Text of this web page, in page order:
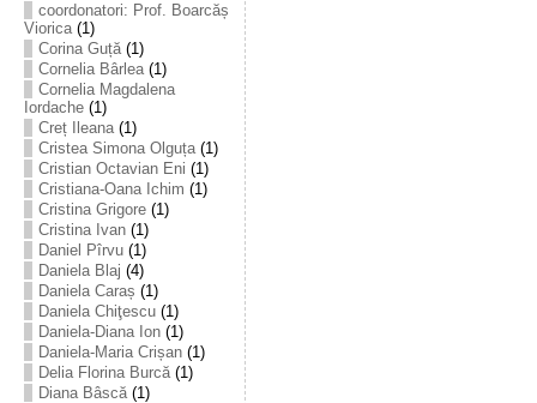
coordonatori: Prof. Boarcăș
Viorica(1)
Corina Guță(1)
Cornelia Bârlea(1)
Cornelia Magdalena
Iordache(1)
Creț Ileana(1)
Cristea Simona Olguța(1)
Cristian Octavian Eni (1)
Cristiana-Oana Ichim (1)
Cristina Grigore(1)
Cristina Ivan(1)
Daniel Pîrvu(1)
Daniela Blaj (4)
Daniela Caraș (1)
Daniela Chiţescu(1)
Daniela-Diana Ion(1)
Daniela-Maria Crișan(1)
Delia Florina Burcă(1)
Diana Bâscă(1)